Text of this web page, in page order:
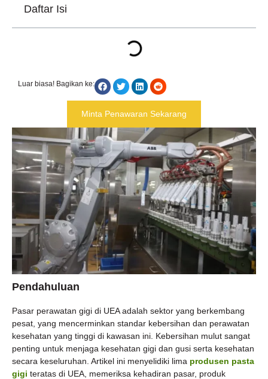
Pendahuluan
Pasar perawatan gigi di UEA adalah sektor yang berkembang
pesat, yang mencerminkan standar kebersihan dan perawatan
kesehatan yang tinggi di kawasan ini. Kebersihan mulut sangat
penting untuk menjaga kesehatan gigi dan gusi serta kesehatan
secara keseluruhan. Artikel ini menyelidiki lima produsen pasta
gigi teratas di UEA, memeriksa kehadiran pasar, produk
Daftar Isi
Luar biasa! Bagikan ke:
Minta Penawaran Sekarang